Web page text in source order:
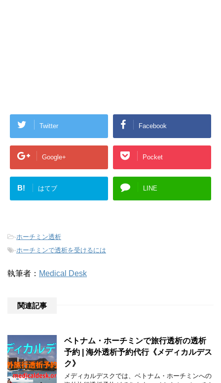
Twitter Facebook
Google+ Pocket
B! はてブ LINE
-ホーチミン透析
-ホーチミンで透析を受けるには
執筆者： Medical Desk
関連記事
ベトナム・ホーチミンで旅行透析の透析
予約 | 海外透析予約代行《メディカルデス
ク》
メディカルデスクでは、ベトナム・ホーチミンへの